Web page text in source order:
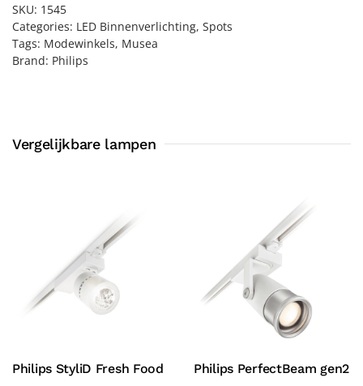
SKU: 1545
Categories: LED Binnenverlichting, Spots
Tags: Modewinkels, Musea
Brand: Philips
Vergelijkbare lampen
Philips StyliD Fresh Food Philips PerfectBeam gen2